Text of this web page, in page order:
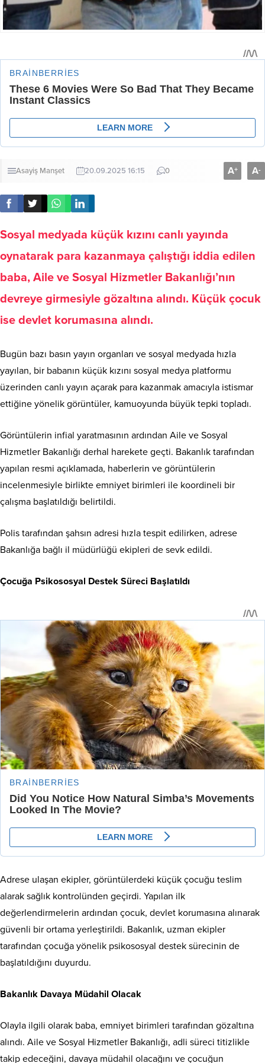
Asayiş Manşet 20.09.2025 16:15 0 A+ A-
Sosyal medyada küçük kızını canlı yayında
oynatarak para kazanmaya çalıştığı iddia edilen
baba, Aile ve Sosyal Hizmetler Bakanlığı’nın
devreye girmesiyle gözaltına alındı. Küçük çocuk
ise devlet korumasına alındı.
Bugün bazı basın yayın organları ve sosyal medyada hızla
yayılan, bir babanın küçük kızını sosyal medya platformu
üzerinden canlı yayın açarak para kazanmak amacıyla istismar
ettiğine yönelik görüntüler, kamuoyunda büyük tepki topladı.
Görüntülerin infial yaratmasının ardından Aile ve Sosyal
Hizmetler Bakanlığı derhal harekete geçti. Bakanlık tarafından
yapılan resmi açıklamada, haberlerin ve görüntülerin
incelenmesiyle birlikte emniyet birimleri ile koordineli bir
çalışma başlatıldığı belirtildi.
Polis tarafından şahsın adresi hızla tespit edilirken, adrese
Bakanlığa bağlı il müdürlüğü ekipleri de sevk edildi.
Çocuğa Psikososyal Destek Süreci Başlatıldı
Adrese ulaşan ekipler, görüntülerdeki küçük çocuğu teslim
alarak sağlık kontrolünden geçirdi. Yapılan ilk
değerlendirmelerin ardından çocuk, devlet korumasına alınarak
güvenli bir ortama yerleştirildi. Bakanlık, uzman ekipler
tarafından çocuğa yönelik psikososyal destek sürecinin de
başlatıldığını duyurdu.
Bakanlık Davaya Müdahil Olacak
Olayla ilgili olarak baba, emniyet birimleri tarafından gözaltına
alındı. Aile ve Sosyal Hizmetler Bakanlığı, adli süreci titizlikle
takip edeceğini, davaya müdahil olacağını ve çocuğun